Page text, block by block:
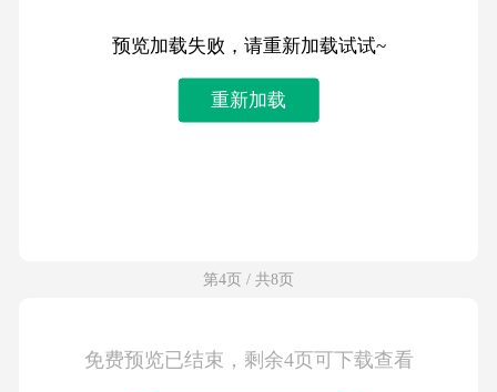
预览加载失败，请重新加载试试~
重新加载
第4页 / 共8页
免费预览已结束，剩余4页可下载查看